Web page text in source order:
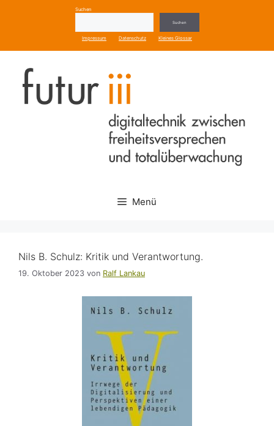
Suchen
Suchen
Impressum Datenschutz Kleines Glossar
Menü
Nils B. Schulz: Kritik und Verantwortung.
19. Oktober 2023 von Ralf Lankau